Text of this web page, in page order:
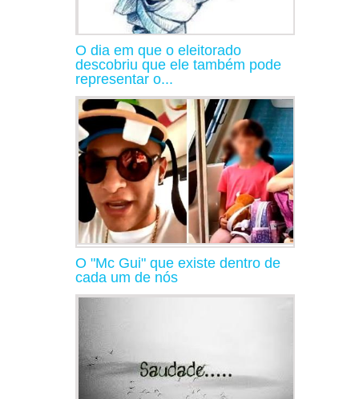
O dia em que o eleitorado
descobriu que ele também pode
representar o...
O "Mc Gui" que existe dentro de
cada um de nós